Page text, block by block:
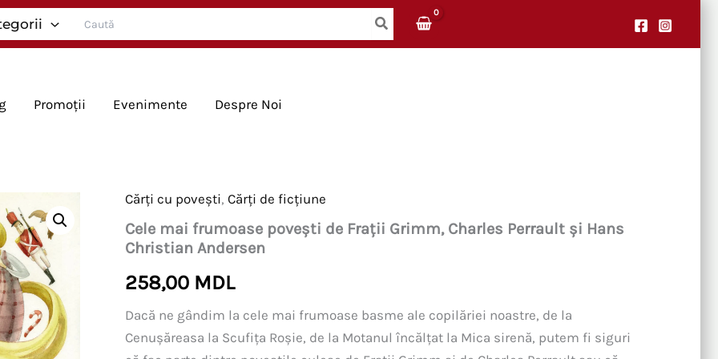
for:
Promoții Evenimente Despre Noi
Cărți cu povești, Cărți de ficțiune
Cele mai frumoase povești de Frații Grimm, Charles Perrault și Hans
Christian Andersen
258,00 MDL
Dacă ne gândim la cele mai frumoase basme ale copilăriei noastre, de la
Cenușăreasa la Scufița Roșie, de la Motanul încălțat la Mica sirenă, putem fi siguri